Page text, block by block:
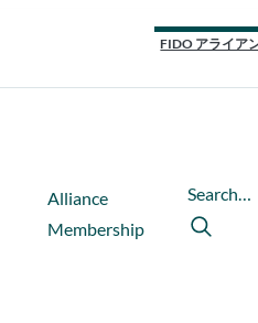
FIDO アライア
Alliance
Membership
Search…